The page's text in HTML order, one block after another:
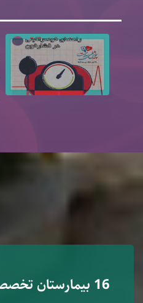
16 بیمارستان تخصصی و فوق تخصصی